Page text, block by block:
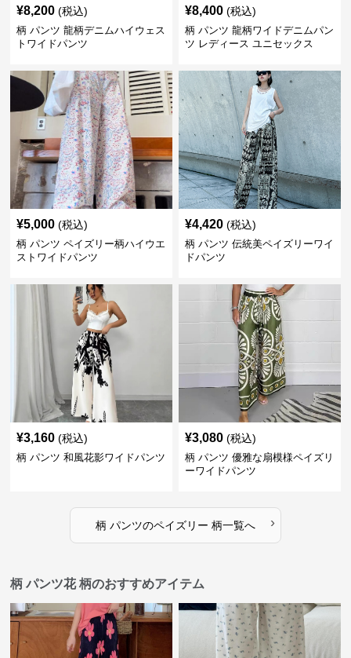
¥8,200 (税込)
柄 パンツ 龍柄デニムハイウェス
トワイドパンツ
¥8,400 (税込)
柄 パンツ 龍柄ワイドデニムパン
ツ レディース ユニセックス
¥5,000 (税込)
柄 パンツ ペイズリー柄ハイウエ
ストワイドパンツ
¥4,420 (税込)
柄 パンツ 伝統美ペイズリーワイ
ドパンツ
¥3,160 (税込)
柄 パンツ 和風花影ワイドパンツ
¥3,080 (税込)
柄 パンツ 優雅な扇模様ペイズリ
ーワイドパンツ
柄 パンツのペイズリー 柄一覧へ ›
柄 パンツ花 柄のおすすめアイテム